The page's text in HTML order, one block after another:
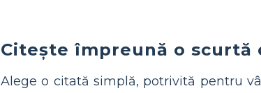
Citește împreună o scurtă
Alege o citată simplă, potrivită pentru